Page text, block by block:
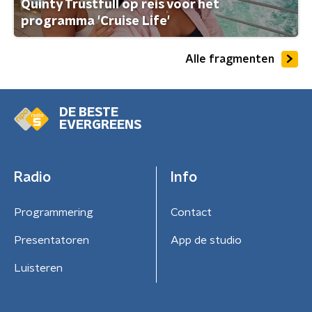
Quinty Trustfull op reis voor het
programma 'Cruise Life'
Alle fragmenten
DE BESTE
EVERGREENS
Radio
Programmering
Presentatoren
Luisteren
Info
Contact
App de studio